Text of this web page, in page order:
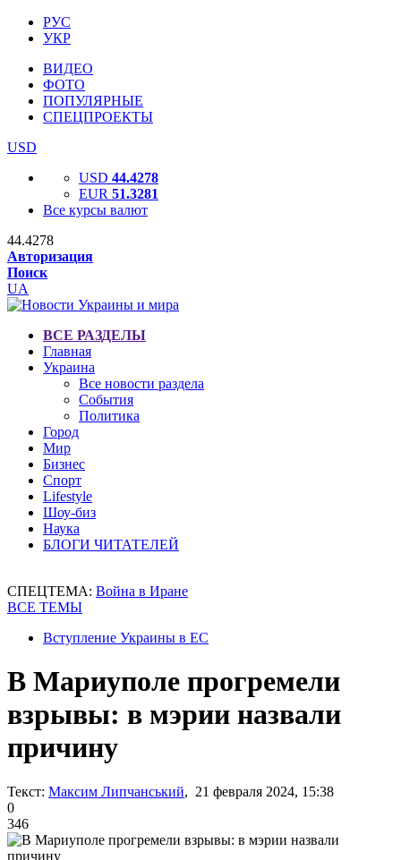
РУС
УКР
ВИДЕО
ФОТО
ПОПУЛЯРНЫЕ
СПЕЦПРОЕКТЫ
USD
USD 44.4278
EUR 51.3281
Все курсы валют
44.4278
Авторизация
Поиск
UA
ВСЕ РАЗДЕЛЫ
Главная
Украина
Все новости раздела
События
Политика
Город
Мир
Бизнес
Спорт
Lifestyle
Шоу-биз
Наука
БЛОГИ ЧИТАТЕЛЕЙ
СПЕЦТЕМА: Война в Иране
ВСЕ ТЕМЫ
Вступление Украины в ЕС
В Мариуполе прогремели
взрывы: в мэрии назвали
причину
Текст: Максим Липчанський, 21 февраля 2024, 15:38
0
346